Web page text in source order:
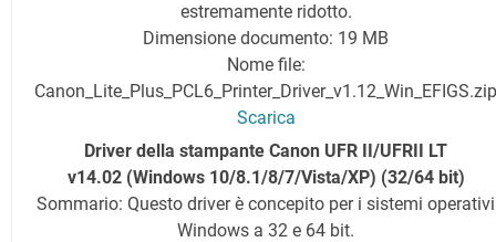
estremamente ridotto.
Dimensione documento: 19 MB
Nome file:
Canon_Lite_Plus_PCL6_Printer_Driver_v1.12_Win_EFIGS.zip
Scarica
Driver della stampante Canon UFR II/UFRII LT
v14.02 (Windows 10/8.1/8/7/Vista/XP) (32/64 bit)
Sommario: Questo driver è concepito per i sistemi operativi
Windows a 32 e 64 bit.